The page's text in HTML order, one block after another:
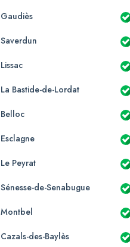
Gaudiès
Saverdun
Lissac
La Bastide-de-Lordat
Belloc
Esclagne
Le Peyrat
Sénesse-de-Senabugue
Montbel
Cazals-des-Baylès